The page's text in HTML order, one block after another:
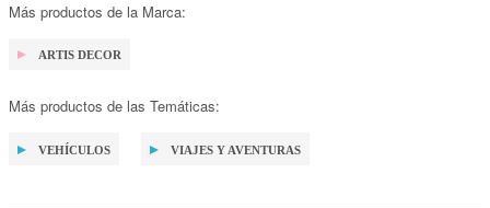
Más productos de la Marca:
ARTIS DECOR
Más productos de las Temáticas:
VEHÍCULOS VIAJES Y AVENTURAS